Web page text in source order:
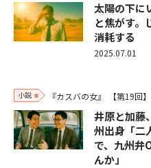
太陽の下に
と焦がす。
消耗する
2025.07.01
小説 『カスバの女』 【第19回】
井原と加藤
州出身「二
で、九州弁
んか」